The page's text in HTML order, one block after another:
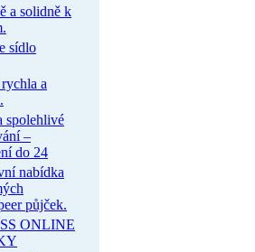
a solidně k
sídlo
a
spolehlivé
–
do 24
nabídka
půjček.
ONLINE